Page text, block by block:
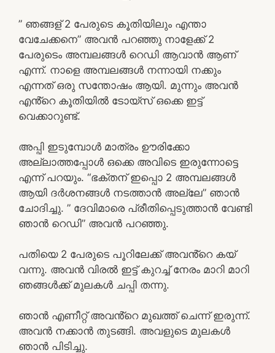
” ഞങ്ങള് 2 പേരുടെ കൂതിയിലും എന്താ
വേചേക്കനെ” അവൻ പറഞ്ഞു നാളേക്ക് 2
പേരുടെം അമ്പലങ്ങൾ റെഡി ആവാൻ ആണ്
എന്ന്. നാളെ അമ്പലങ്ങൾ നന്നായി നക്കും
എന്നത് ഒരു സന്തോഷം ആയി. മുന്നും അവൻ
എൻ്റെ കൂതിയിൽ ടോയ്സ് ഒക്കെ ഇട്ട്
വെക്കാറുണ്ട്.
അപ്പി ഇടുമ്പോൾ മാത്രം ഊരിക്കോ
അല്ലാത്തപ്പോൾ ഒക്കെ അവിടെ ഇരുന്നോട്ടെ
എന്ന് പറയും. “ഭക്തന് ഇപ്പൊ 2 അമ്പലങ്ങൾ
ആയി ദർശനങ്ങൾ നടത്താൻ അല്ലേ” ഞാൻ
ചോദിച്ചു. ” ദേവിമാരെ പ്രീതിപ്പെടുത്താൻ വേണ്ടി
ഞാൻ റെഡി” അവൻ പറഞ്ഞു.
പതിയെ 2 പേരുടെ പൂറിലേക്ക് അവൻ്റെ കയ്
വന്നു. അവൻ വിരൽ ഇട്ട് കുറച്ച് നേരം മാറി മാറി
ഞങ്ങൾക്ക് മുലകൾ ചപ്പി തന്നു.
ഞാൻ എണീറ്റ് അവൻ്റെ മുഖത്ത് ചെന്ന് ഇരുന്ന്.
അവൻ നക്കാൻ തുടങ്ങി. അവളുടെ മുലകൾ
ഞാൻ പിടിച്ചു.